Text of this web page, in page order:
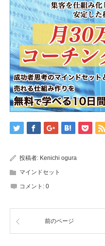
投稿者: Kenichi ogura
マインドセット
コメント: 0
前のページ